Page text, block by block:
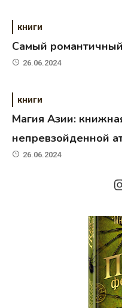
книги
Самый
26.06.2024
книги
Магия Азии:
непревзойденной
26.06.2024